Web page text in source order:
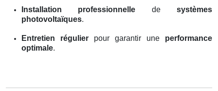
Installation professionnelle desystèmes
photovoltaïques.
Entretien régulier pour garantir une performance
optimale.